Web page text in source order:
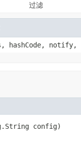
过滤
hashCode,
config)